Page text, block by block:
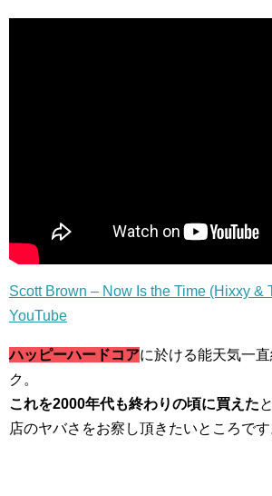
Scott Brown – Now Is the Time (Hixxy &
YouTube
ハッピーハードコアに於ける能天気一
ク。
これを2000年代も終わりの頃に買えた
店のヤバさをお察し頂きたいところです